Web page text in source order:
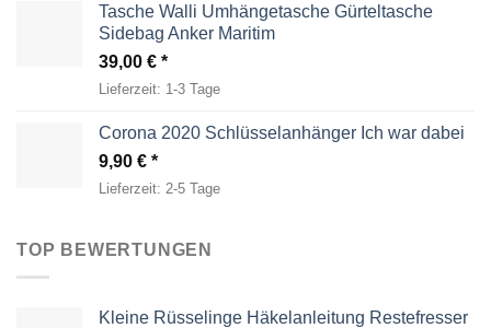
Tasche Walli Umhängetasche Gürteltasche
Sidebag Anker Maritim
39,00 €
Lieferzeit: 1-3 Tage
Corona 2020 Schlüsselanhänger Ich war dabei
9,90 €
Lieferzeit: 2-5 Tage
TOP BEWERTUNGEN
Kleine Rüsselinge Häkelanleitung Restefresser